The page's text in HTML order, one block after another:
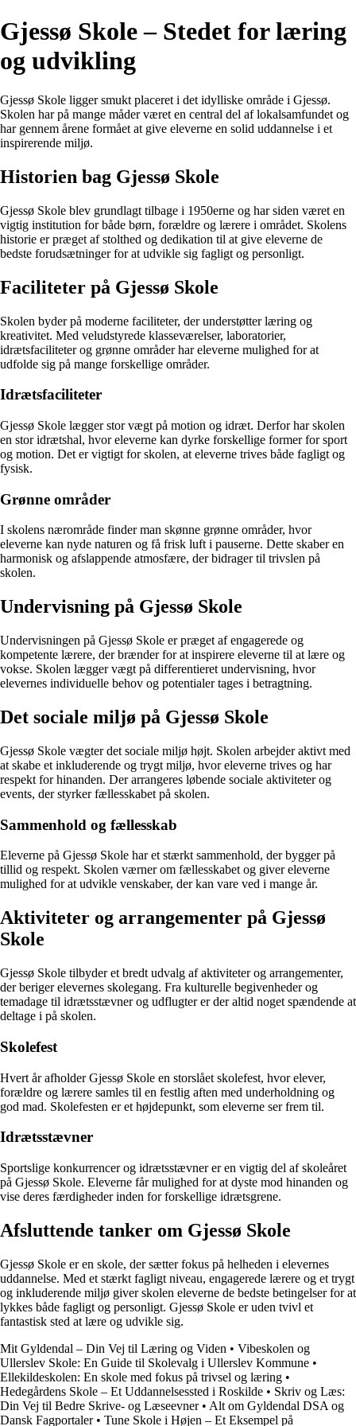
Gjessø Skole – Stedet for læring
og udvikling
Gjessø Skole ligger smukt placeret i det idylliske område i Gjessø.
Skolen har på mange måder været en central del af lokalsamfundet og
har gennem årene formået at give eleverne en solid uddannelse i et
inspirerende miljø.
Historien bag Gjessø Skole
Gjessø Skole blev grundlagt tilbage i 1950erne og har siden været en
vigtig institution for både børn, forældre og lærere i området. Skolens
historie er præget af stolthed og dedikation til at give eleverne de
bedste forudsætninger for at udvikle sig fagligt og personligt.
Faciliteter på Gjessø Skole
Skolen byder på moderne faciliteter, der understøtter læring og
kreativitet. Med veludstyrede klasseværelser, laboratorier,
idrætsfaciliteter og grønne områder har eleverne mulighed for at
udfolde sig på mange forskellige områder.
Idrætsfaciliteter
Gjessø Skole lægger stor vægt på motion og idræt. Derfor har skolen
en stor idrætshal, hvor eleverne kan dyrke forskellige former for sport
og motion. Det er vigtigt for skolen, at eleverne trives både fagligt og
fysisk.
Grønne områder
I skolens nærområde finder man skønne grønne områder, hvor
eleverne kan nyde naturen og få frisk luft i pauserne. Dette skaber en
harmonisk og afslappende atmosfære, der bidrager til trivslen på
skolen.
Undervisning på Gjessø Skole
Undervisningen på Gjessø Skole er præget af engagerede og
kompetente lærere, der brænder for at inspirere eleverne til at lære og
vokse. Skolen lægger vægt på differentieret undervisning, hvor
elevernes individuelle behov og potentialer tages i betragtning.
Det sociale miljø på Gjessø Skole
Gjessø Skole vægter det sociale miljø højt. Skolen arbejder aktivt med
at skabe et inkluderende og trygt miljø, hvor eleverne trives og har
respekt for hinanden. Der arrangeres løbende sociale aktiviteter og
events, der styrker fællesskabet på skolen.
Sammenhold og fællesskab
Eleverne på Gjessø Skole har et stærkt sammenhold, der bygger på
tillid og respekt. Skolen værner om fællesskabet og giver eleverne
mulighed for at udvikle venskaber, der kan vare ved i mange år.
Aktiviteter og arrangementer på Gjessø
Skole
Gjessø Skole tilbyder et bredt udvalg af aktiviteter og arrangementer,
der beriger elevernes skolegang. Fra kulturelle begivenheder og
temadage til idrætsstævner og udflugter er der altid noget spændende at
deltage i på skolen.
Skolefest
Hvert år afholder Gjessø Skole en storslået skolefest, hvor elever,
forældre og lærere samles til en festlig aften med underholdning og
god mad. Skolefesten er et højdepunkt, som eleverne ser frem til.
Idrætsstævner
Sportslige konkurrencer og idrætsstævner er en vigtig del af skoleåret
på Gjessø Skole. Eleverne får mulighed for at dyste mod hinanden og
vise deres færdigheder inden for forskellige idrætsgrene.
Afsluttende tanker om Gjessø Skole
Gjessø Skole er en skole, der sætter fokus på helheden i elevernes
uddannelse. Med et stærkt fagligt niveau, engagerede lærere og et trygt
og inkluderende miljø giver skolen eleverne de bedste betingelser for at
lykkes både fagligt og personligt. Gjessø Skole er uden tvivl et
fantastisk sted at lære og udvikle sig.
Mit Gyldendal – Din Vej til Læring og Viden • Vibeskolen og
Ullerslev Skole: En Guide til Skolevalg i Ullerslev Kommune •
Ellekildeskolen: En skole med fokus på trivsel og læring •
Hedegårdens Skole – Et Uddannelsessted i Roskilde • Skriv og Læs:
Din Vej til Bedre Skrive- og Læseevner• Alt om Gyldendal DSA og
Dansk Fagportaler• Tune Skole i Højen – Et Eksempel på